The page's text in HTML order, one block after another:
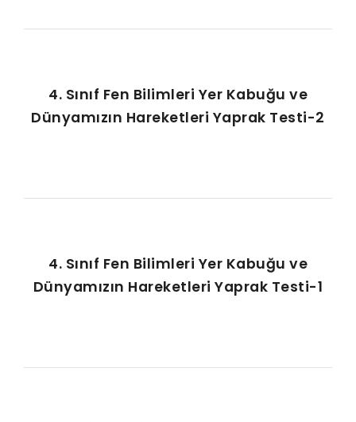
4. Sınıf Fen Bilimleri Yer Kabuğu ve
Dünyamızın Hareketleri Yaprak Testi-2
4. Sınıf Fen Bilimleri Yer Kabuğu ve
Dünyamızın Hareketleri Yaprak Testi-1